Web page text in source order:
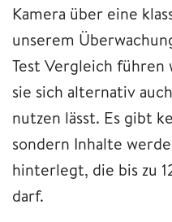
Kamera über eine
unserem
Test Vergleich führen
sie sich alternativ
nutzen lässt. Es gibt
sondern Inhalte
hinterlegt, die bis zu
darf.